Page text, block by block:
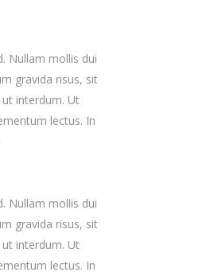
Nullam mollis dui
gravida risus, sit
interdum. Ut
lectus. In
Nullam mollis dui
gravida risus, sit
interdum. Ut
lectus. In